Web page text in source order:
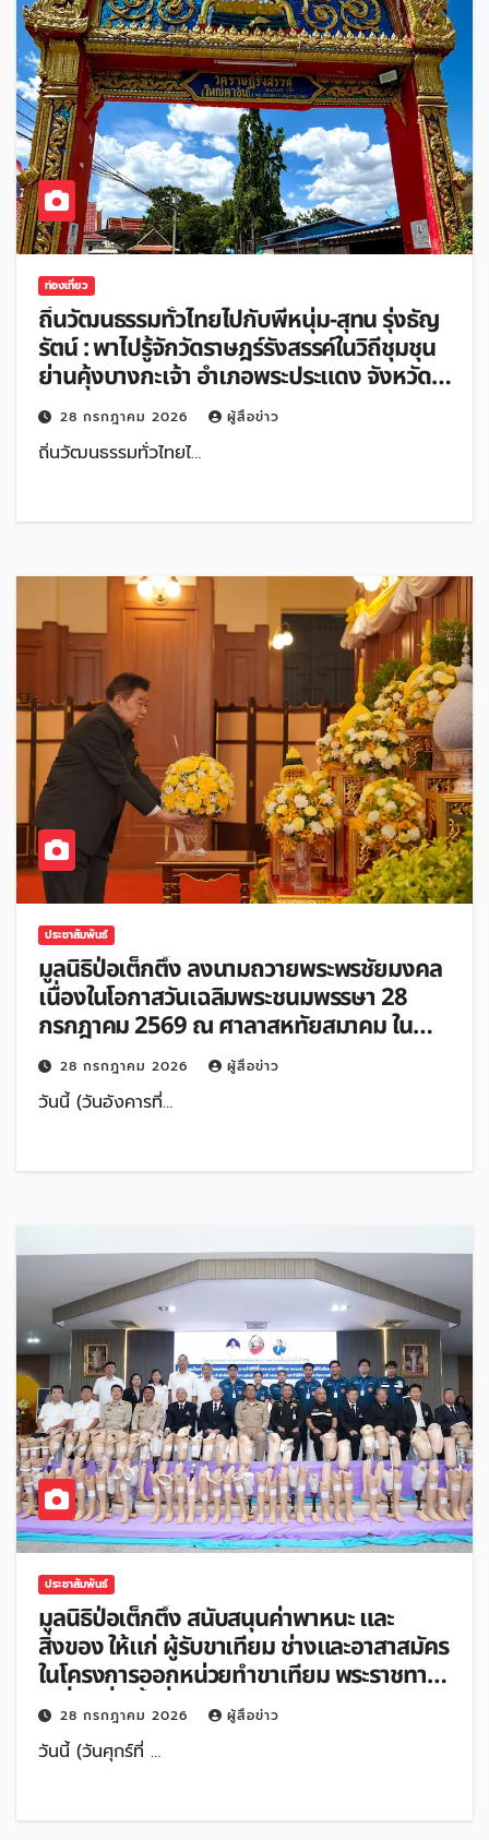
ท่องเที่ยว
ถิ่นวัฒนธรรมทั่วไทยไปกับพี่หนุ่ม-สุทน รุ่งธัญ
รัตน์ : พาไปรู้จักวัดราษฎร์รังสรรค์ในวิถีชุมชุน
ย่านคุ้งบางกะเจ้า อําเภอพระประแดง จังหวัด
สมุทรปราการ
28 กรกฎาคม 2026 ผู้สื่อข่าว
ถิ่นวัฒนธรรมทั่วไทยไ…
ประชาสัมพันธ์
มูลนิธิป่อเต็กตึ๊ง ลงนามถวายพระพรชัยมงคล
เนื่องในโอกาสวันเฉลิมพระชนมพรรษา 28
กรกฎาคม 2569 ณ ศาลาสหทัยสมาคม ใน
พระบรมมหาราชวัง กรุงเทพฯ
28 กรกฎาคม 2026 ผู้สื่อข่าว
วันนี้ (วันอังคารที่…
ประชาสัมพันธ์
มูลนิธิป่อเต็กตึ๊ง สนับสนุนค่าพาหนะ และ
สิ่งของ ให้แก่ ผู้รับขาเทียม ช่างและอาสาสมัคร
ในโครงการออกหน่วยทำขาเทียม พระราชทาน
เคลื่อนที่ ครั้งที่ 178
28 กรกฎาคม 2026 ผู้สื่อข่าว
วันนี้ (วันศุกร์ที่ …